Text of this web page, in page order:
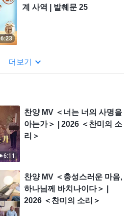
6:23
계 사역 | 발췌문 25
더보기
6:11
찬양 MV ＜너는 너의 사명을
아는가＞ | 2026 ＜찬미의 소
리＞
찬양 MV ＜충성스러운 마음,
하나님께 바치나이다＞ |
2026 ＜찬미의 소리＞